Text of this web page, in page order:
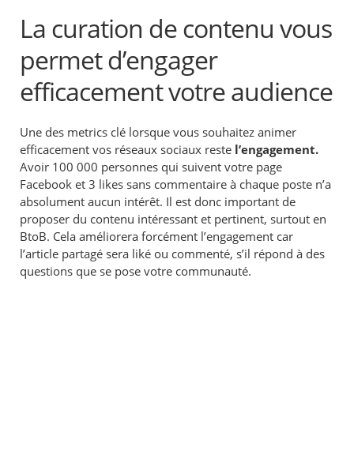
La curation de contenu vous
permet d’engager
efficacement votre audience
Une des metrics clé lorsque vous souhaitez animer
efficacement vos réseaux sociaux reste l’engagement.
Avoir 100 000 personnes qui suivent votre page
Facebook et 3 likes sans commentaire à chaque poste n’a
absolument aucun intérêt. Il est donc important de
proposer du contenu intéressant et pertinent, surtout en
BtoB. Cela améliorera forcément l’engagement car
l’article partagé sera liké ou commenté, s’il répond à des
questions que se pose votre communauté.